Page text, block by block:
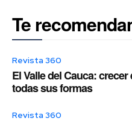
Te
Revista 360
El Valle del Cauca:
todas sus formas
Revista 360